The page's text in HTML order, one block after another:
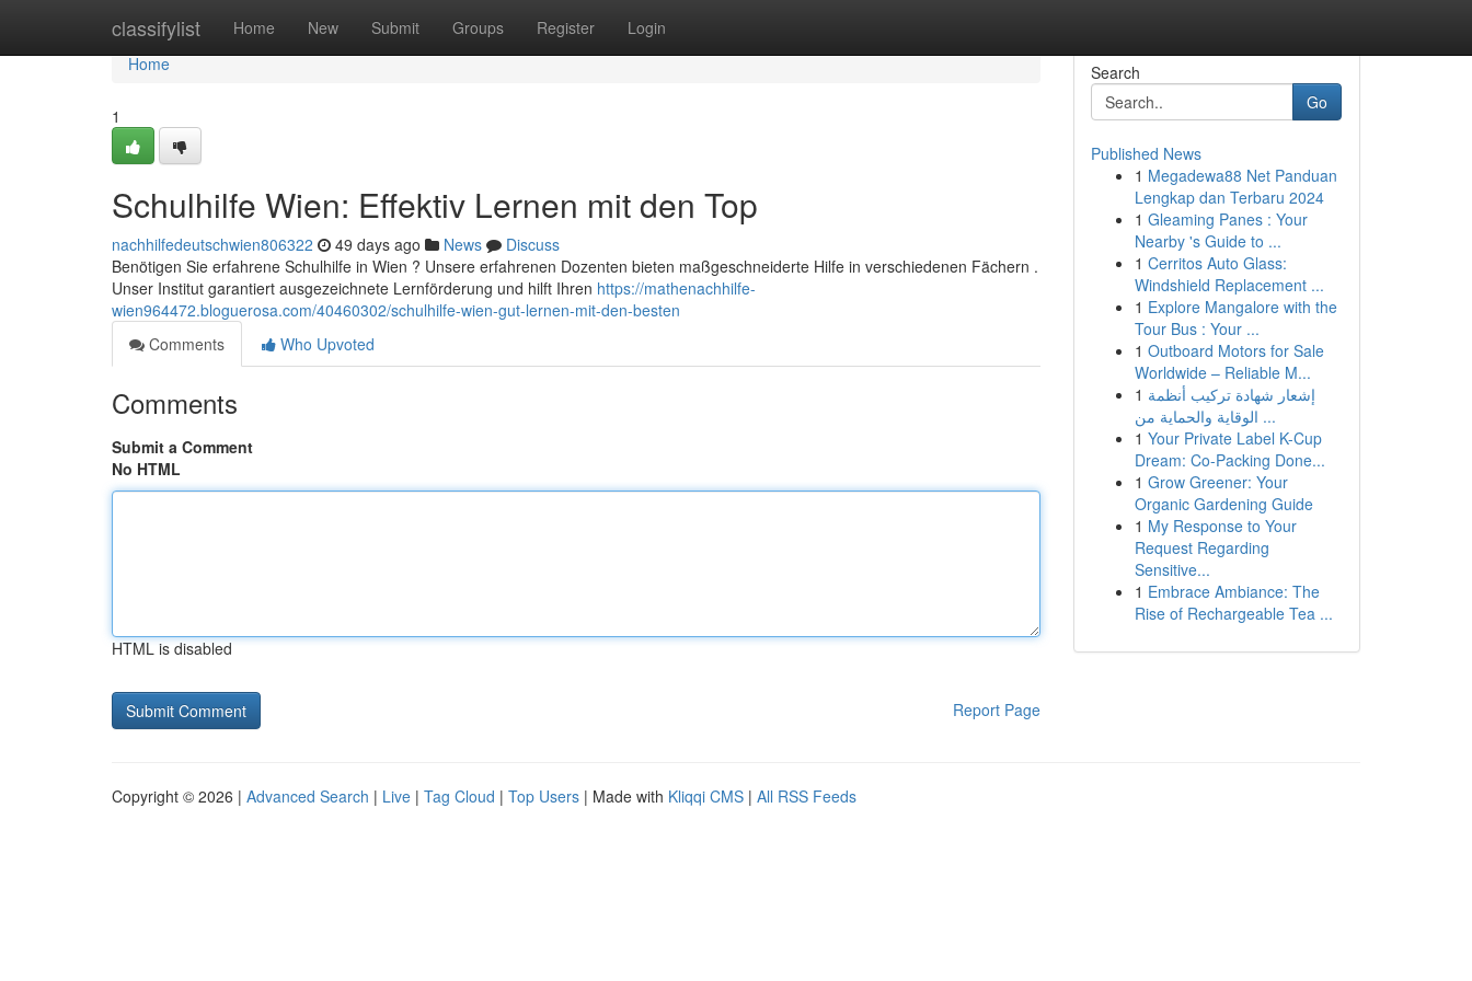
classifylist Home New Submit Groups Register Login
Home
Home
1
Schulhilfe Wien: Effektiv Lernen mit den Top
nachhilfedeutschwien806322 49 days ago News
Discuss
Benötigen Sie erfahrene Schulhilfe in Wien ? Unsere erfahrenen Dozenten bieten maßgeschneiderte Hilfe in verschiedenen Fächern .
Unser Institut garantiert ausgezeichnete Lernförderung und hilft Ihren https://mathenachhilfe-
wien964472.bloguerosa.com/40460302/schulhilfe-wien-gut-lernen-mit-den-besten
Comments
Who Upvoted
Comments
Submit a Comment
No HTML
HTML is disabled
Report Page
Search
Go
Published News
1 Megadewa88 Net Panduan
Lengkap dan Terbaru 2024
1 Gleaming Panes : Your
Nearby 's Guide to ...
1 Cerritos Auto Glass:
Windshield Replacement ...
1 Explore Mangalore with the
Tour Bus : Your ...
1 Outboard Motors for Sale
Worldwide – Reliable M...
1 إشعار شهادة تركيب أنظمة
الوقاية والحماية من ...
1 Your Private Label K-Cup
Dream: Co-Packing Done...
1 Grow Greener: Your
Organic Gardening Guide
1 My Response to Your
Request Regarding
Sensitive...
1 Embrace Ambiance: The
Rise of Rechargeable Tea ...
Copyright © 2026 | Advanced Search | Live | Tag Cloud | Top Users | Made with Kliqqi CMS | All RSS Feeds